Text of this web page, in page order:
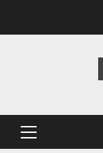
Primary